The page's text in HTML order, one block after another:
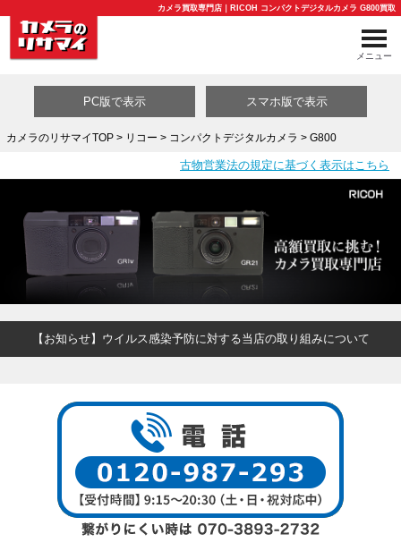
カメラ買取専門店｜RICOH コンパクトデジタルカメラ G800買取
メニュー
買取カテゴリ一覧
PC版で表示 スマホ版で表示
カメラのリサマイTOP> リコー > コンパクトデジタルカメラ > G800
古物営業法の規定に基づく表示はこちら
【お知らせ】ウイルス感染予防に対する当店の取り組みについて